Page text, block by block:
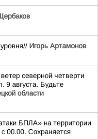
Игорь Артамонов
северной четверти
9 августа. Будьте
области
БПЛА» на территории
00.00. Сохраняется